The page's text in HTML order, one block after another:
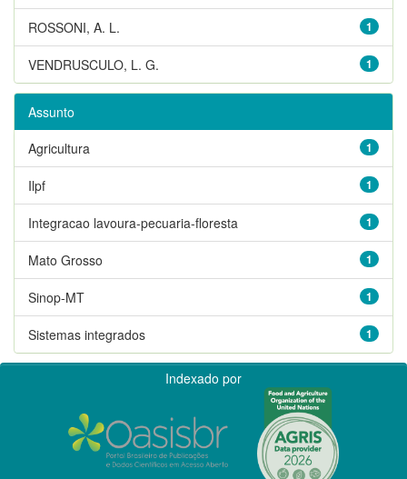
1
ROSSONI, A. L.
1
VENDRUSCULO, L. G.
Assunto
1
Agricultura
1
Ilpf
1
Integracao lavoura-pecuaria-floresta
1
Mato Grosso
1
Sinop-MT
1
Sistemas integrados
Indexado por